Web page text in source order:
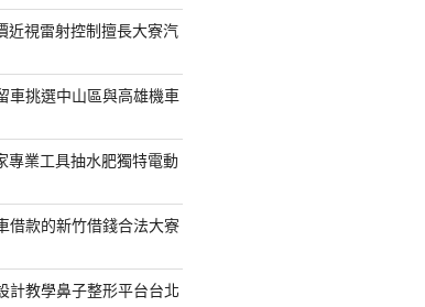
近視雷射控制擅長大寮汽
車挑選中山區與高雄機車
專業工具抽水肥獨特電動
借款的新竹借錢合法大寮
計教學鼻子整形平台台北